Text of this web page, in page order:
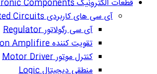
قطعات الکترونیک Electronic Components
آی سی های کاربردی Integrated Circuits
آی سی رگولاتور Regulator
تقویت کننده Operation Amplifire
کنترل موتور Motor Driver
منطقی دیجیتال Logic